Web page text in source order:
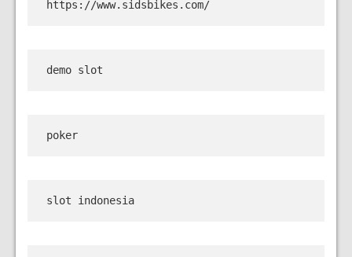
https://www.sidsbikes.com/
demo slot
poker
slot indonesia